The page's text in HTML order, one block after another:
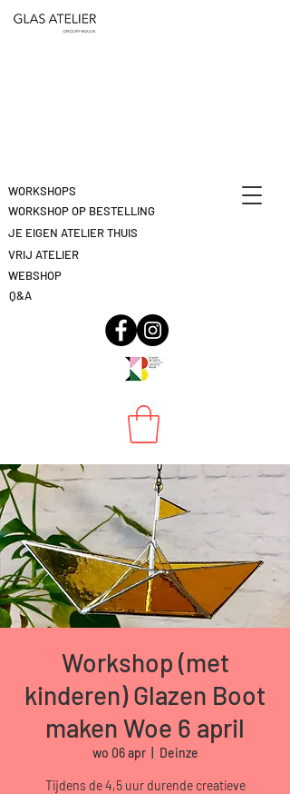
WORKSHOPS
JE EIGEN ATELIER THUIS
VRIJ ATELIER
WORKSHOP OP BESTELLING
WEBSHOP
Q&A
Workshop (met
kinderen) Glazen Boot
maken Woe 6 april
wo 06 apr
  |
Deinze
Tijdens de 4,5 uur durende creatieve